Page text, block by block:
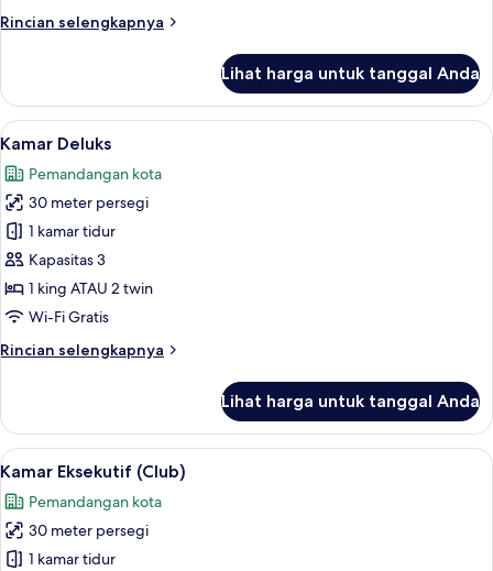
Extra
Rincian selengkapnya
Rincian
Superior
Double
or
with
Extra
Bed
Lihat harga untuk tanggal Anda
Lihat
semua
foto
untuk
Kamar
Deluks
Kamar Deluks | Minibar, brankas,
5
Kamar Deluks
Pemandangan kota
30 meter persegi
1 kamar tidur
Kapasitas 3
1 king ATAU 2 twin
Wi-Fi Gratis
Rincian selengkapnya
Rincian
Kamar
Deluks
Lihat harga untuk tanggal Anda
Lihat
semua
foto
untuk
Kamar
Kamar Eksekutif (Club) | Minibar,
6
Kamar Eksekutif (Club)
Pemandangan kota
30 meter persegi
1 kamar tidur